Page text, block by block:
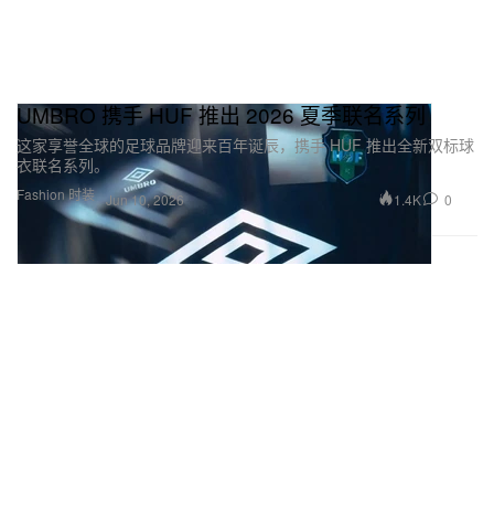
Fashion 时装
UMBRO 携手 HUF 推出 2026 夏季联名系列
这家享誉全球的足球品牌迎来百年诞辰，携手 HUF 推出全新双标球
衣联名系列。
Jun 10, 2026 1.4K 0